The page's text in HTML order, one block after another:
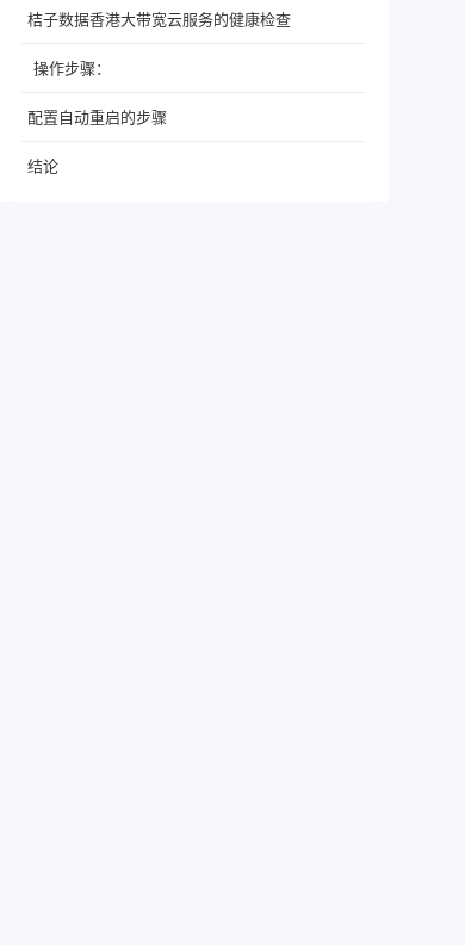
桔子数据香港大带宽云服务的健康检查
操作步骤：
配置自动重启的步骤
结论